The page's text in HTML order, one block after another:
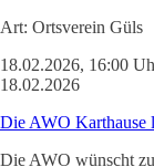
Art: Ortsverein Güls
18.02.2026, 16:00
18.02.2026
Die AWO Karthause
Die AWO wünscht